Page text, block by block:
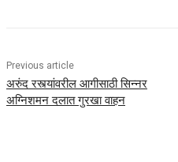
Previous article
अरुंद रस्त्यांवरील आगीसाठी सिन्नर
अग्निशमन दलात गुरखा वाहन